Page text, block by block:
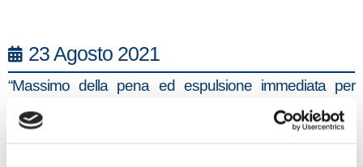
23 Agosto 2021
“Massimo della pena ed espulsione immediata per
l’extracomunitario arrestato a Corigliano Rossano
(Cosenza), accusato di tentata violenza sessuale